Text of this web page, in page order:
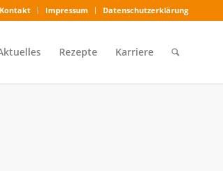
Kontakt Impressum Datenschutzerklärung
Rezepte Karriere